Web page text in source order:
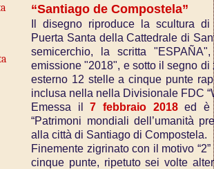
“Santiago de Compostela”
Il disegno riproduce la scultura
Puerta Santa della Cattedrale di
semicerchio, la scritta
emissione "2018", e sotto il segno
esterno 12 stelle a cinque punte
inclusa nella nella Divisionale FDC
Emessa il7 febbraio 2018ed è
“Patrimoni mondiali dell’umanità
alla città di Santiago di Compostela.
Finemente zigrinato con il motivo
cinque punte, ripetuto sei volte